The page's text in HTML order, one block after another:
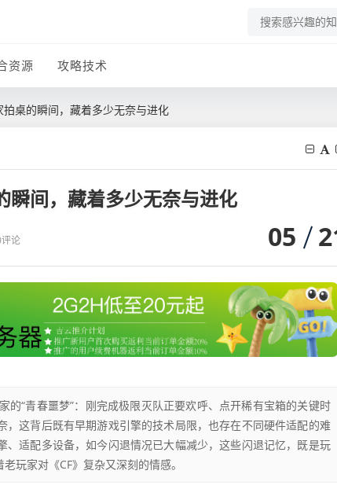
资源 攻略技术
桌的瞬间，藏着多少无奈与进化
瞬间，藏着多少无奈与进化
论 05
的“青春噩梦”：刚完成极限灭队正要欢呼、点开稀有宝箱的关键时
这背后既有早期游戏引擎的技术局限，也存在不同硬件适配的难
适配多设备，如今闪退情况已大幅减少，这些闪退记忆，既是玩
玩家对《CF》复杂又深刻的情感。